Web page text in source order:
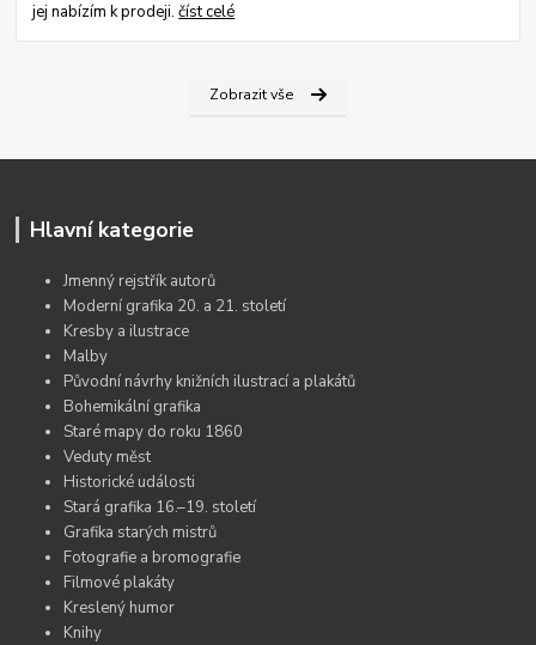
jej nabízím k prodeji.číst celé
Zobrazit vše
Hlavní kategorie
Jmenný rejstřík autorů
Moderní grafika 20. a 21. století
Kresby a ilustrace
Malby
Původní návrhy knižních ilustrací a plakátů
Bohemikální grafika
Staré mapy do roku 1860
Veduty měst
Historické události
Stará grafika 16.–19. století
Grafika starých mistrů
Fotografie a bromografie
Filmové plakáty
Kreslený humor
Knihy